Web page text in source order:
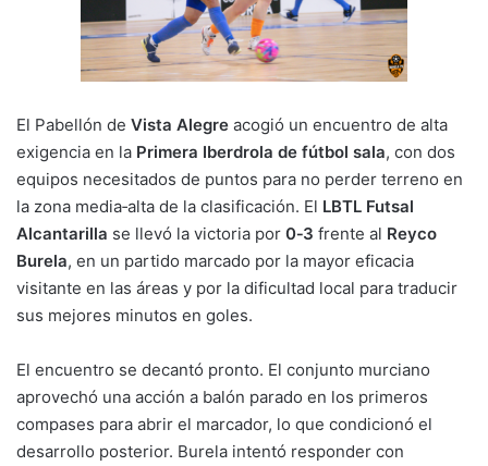
El Pabellón de Vista Alegre acogió un encuentro de alta
exigencia en la Primera Iberdrola de fútbol sala, con dos
equipos necesitados de puntos para no perder terreno en
la zona media‑alta de la clasificación. El LBTL Futsal
Alcantarilla se llevó la victoria por 0‑3 frente al Reyco
Burela, en un partido marcado por la mayor eficacia
visitante en las áreas y por la dificultad local para traducir
sus mejores minutos en goles.
El encuentro se decantó pronto. El conjunto murciano
aprovechó una acción a balón parado en los primeros
compases para abrir el marcador, lo que condicionó el
desarrollo posterior. Burela intentó responder con